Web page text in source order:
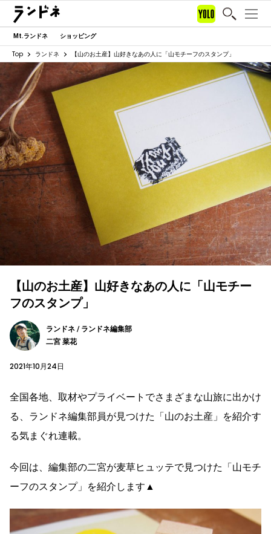
Mt.ランドネ ショッピング
Top ランドネ 【山のお土産】山好きなあの人に「山モチーフのスタンプ」
【山のお土産】山好きなあの人に「山モチー
フのスタンプ」
ランドネ / ランドネ編集部
二宮 菜花
2021年10月24日
全国各地、取材やプライベートでさまざまな山旅に出かけ
る、ランドネ編集部員が見つけた「山のお土産」を紹介す
る気まぐれ連載。
今回は、編集部の二宮が麦草ヒュッテで見つけた「山モチ
ーフのスタンプ」を紹介します▲